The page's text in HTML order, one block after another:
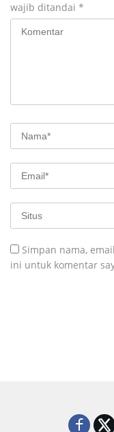
wajib ditandai *
Simpan nama,
ini untuk komentar